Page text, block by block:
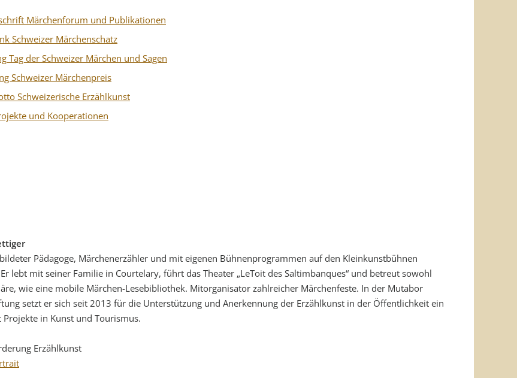
Märchenforum und Publikationen
Schweizer Märchenschatz
Tag der Schweizer Märchen und Sagen
Schweizer Märchenpreis
Schweizerische Erzählkunst
und Kooperationen
Pädagoge, Märchenerzähler und mit eigenen Bühnenprogrammen auf den Kleinkunstbühnen
lebt mit seiner Familie in Courtelary, führt das Theater „LeToit des Saltimbanques“ und betreut sowohl
wie eine mobile Märchen-Lesebibliothek. Mitorganisator zahlreicher Märchenfeste. In der Mutabor
setzt er sich seit 2013 für die Unterstützung und Anerkennung der Erzählkunst in der Öffentlichkeit ein
in Kunst und Tourismus.
Erzählkunst